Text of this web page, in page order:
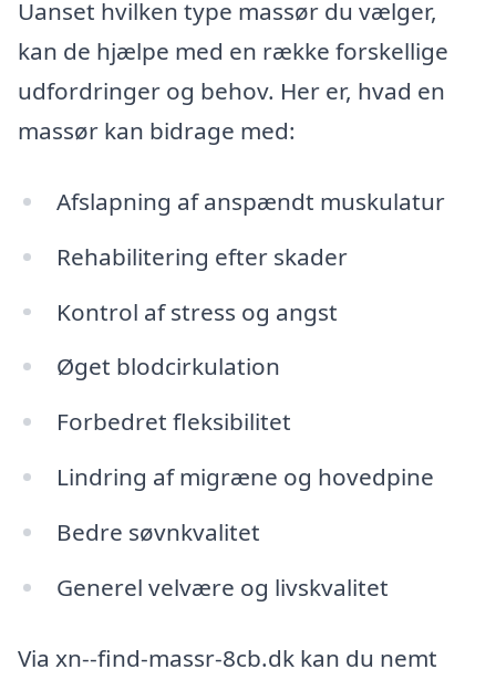
Uanset hvilken type massør du vælger,
kan de hjælpe med en række forskellige
udfordringer og behov. Her er, hvad en
massør kan bidrage med:
Afslapning af anspændt muskulatur
Rehabilitering efter skader
Kontrol af stress og angst
Øget blodcirkulation
Forbedret fleksibilitet
Lindring af migræne og hovedpine
Bedre søvnkvalitet
Generel velvære og livskvalitet
Via xn--find-massr-8cb.dk kan du nemt